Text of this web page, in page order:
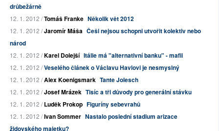
drůbežárně
12. 1. 2012 /Tomáš Franke Několik vět 2012
12. 1. 2012 /Jaromír Máša Češi nejsou schopni utvořit kolektiv nebo
národ
12. 1. 2012 /Karel Dolejší Itálie má "alternativní banku" - mafii
12. 1. 2012 /Veselého článek o Václavu Havlovi je nesmyslný
12. 1. 2012 /Alex Koenigsmark Tante Jolesch
12. 1. 2012 /Josef Mrázek Tisíc a tři důvody pro generální stávku
12. 1. 2012 /Luděk Prokop Figuríny sebevrahů
12. 1. 2012 /Ivan Sommer Nastalo poslední stadium arizace
židovského majetku?